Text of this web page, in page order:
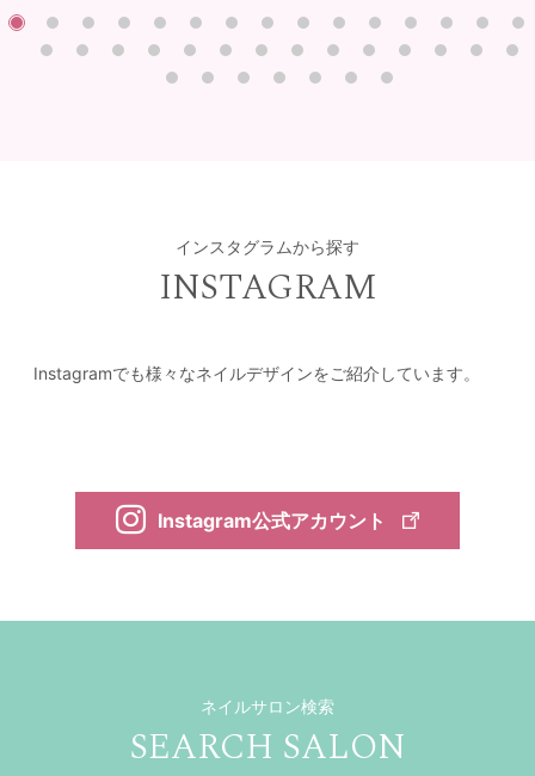
インスタグラムから探す
INSTAGRAM
Instagramでも様々なネイルデザインをご紹介しています。
Instagram公式アカウント
ネイルサロン検索
SEARCH SALON